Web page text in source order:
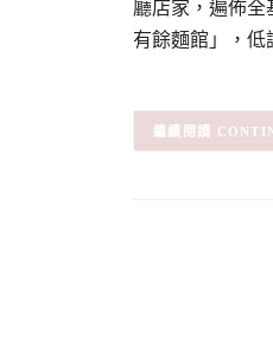
廳店家，遍佈
有餘麵館」，